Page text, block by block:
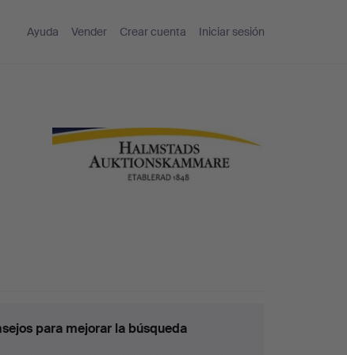
Ayuda Vender Crear cuenta Iniciar sesión
para mejorar la búsqueda